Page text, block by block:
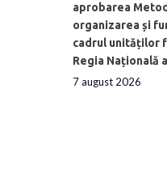
aprobarea
organizarea și
cadrul unităților
Regia Națională
7 august 2026